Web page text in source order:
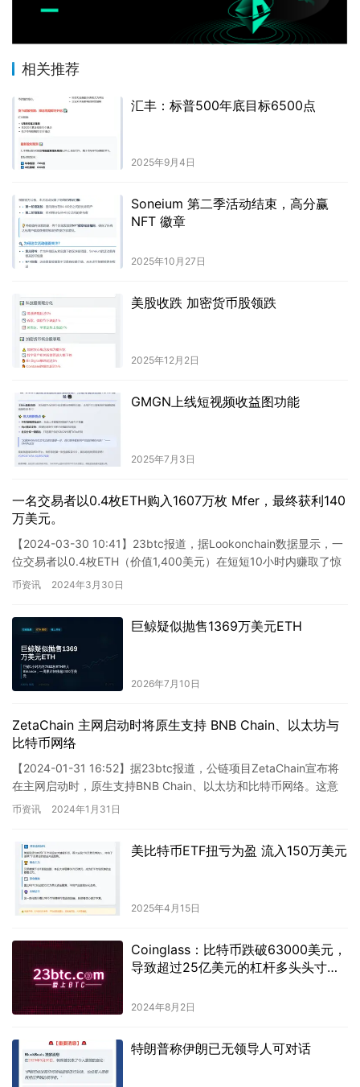
相关推荐
汇丰：标普500年底目标6500点
2025年9月4日
Soneium 第二季活动结束，高分赢
NFT 徽章
2025年10月27日
美股收跌 加密货币股领跌
2025年12月2日
GMGN上线短视频收益图功能
2025年7月3日
一名交易者以0.4枚ETH购入1607万枚 Mfer，最终获利140
万美元。
【2024-03-30 10:41】23btc报道，据Lookonchain数据显示，一
位交易者以0.4枚ETH（价值1,400美元）在短短10小时内赚取了惊
人的140万美元利润，…
币资讯 2024年3月30日
巨鲸疑似抛售1369万美元ETH
2026年7月10日
ZetaChain 主网启动时将原生支持 BNB Chain、以太坊与
比特币网络
【2024-01-31 16:52】据23btc报道，公链项目ZetaChain宣布将
在主网启动时，原生支持BNB Chain、以太坊和比特币网络。这意
味着BNB Chain用户可…
币资讯 2024年1月31日
美比特币ETF扭亏为盈 流入150万美元
2025年4月15日
Coinglass：比特币跌破63000美元，
导致超过25亿美元的杠杆多头头寸被
2024年8月2日
特朗普称伊朗已无领导人可对话